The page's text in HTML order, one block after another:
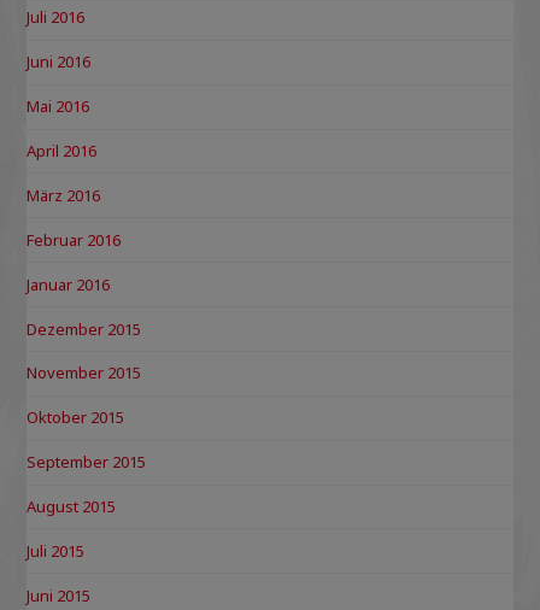
Juli 2016
Juni 2016
Mai 2016
April 2016
März 2016
Februar 2016
Januar 2016
Dezember 2015
November 2015
Oktober 2015
September 2015
August 2015
Juli 2015
Juni 2015